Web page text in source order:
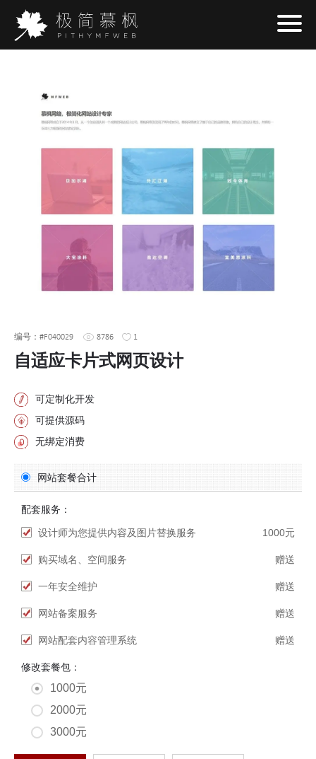
编号：#F040029 8786 1
自适应卡片式网页设计
可定制化开发
可提供源码
无绑定消费
网站套餐合计
配套服务：
设计师为您提供内容及图片替换服务 1000元
购买域名、空间服务 赠送
一年安全维护 赠送
网站备案服务 赠送
网站配套内容管理系统 赠送
修改套餐包：
1000元
2000元
3000元